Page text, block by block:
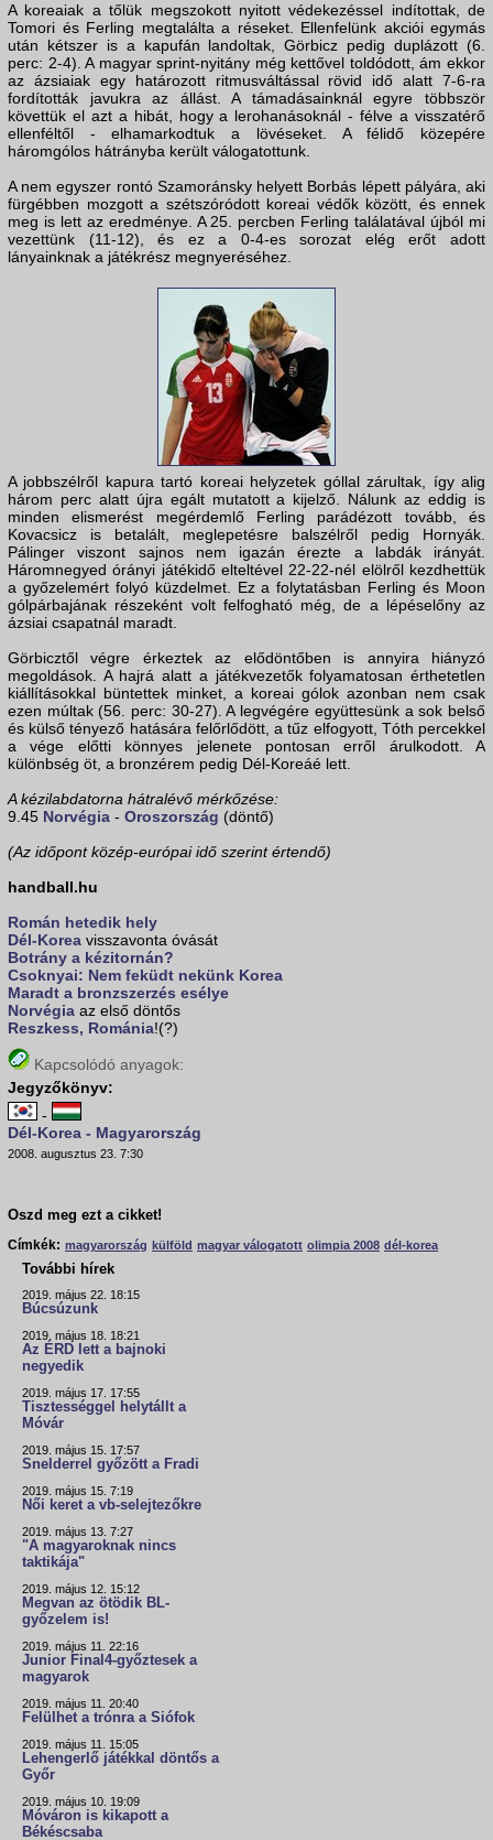
A koreaiak a tőlük megszokott nyitott védekezéssel indítottak, de
Tomori és Ferling megtalálta a réseket. Ellenfelünk akciói egymás
után kétszer is a kapufán landoltak, Görbicz pedig duplázott (6.
perc: 2-4). A magyar sprint-nyitány még kettővel toldódott, ám ekkor
az ázsiaiak egy határozott ritmusváltással rövid idő alatt 7-6-ra
fordították javukra az állást. A támadásainknál egyre többször
követtük el azt a hibát, hogy a lerohanásoknál - félve a visszatérő
ellenféltől - elhamarkodtuk a lövéseket. A félidő közepére
háromgólos hátrányba került válogatottunk.
A nem egyszer rontó Szamoránsky helyett Borbás lépett pályára, aki
fürgébben mozgott a szétszóródott koreai védők között, és ennek
meg is lett az eredménye. A 25. percben Ferling találatával újból mi
vezettünk (11-12), és ez a 0-4-es sorozat elég erőt adott
lányainknak a játékrész megnyeréséhez.
A jobbszélről kapura tartó koreai helyzetek góllal zárultak, így alig
három perc alatt újra egált mutatott a kijelző. Nálunk az eddig is
minden elismerést megérdemlő Ferling parádézott tovább, és
Kovacsicz is betalált, meglepetésre balszélről pedig Hornyák.
Pálinger viszont sajnos nem igazán érezte a labdák irányát.
Háromnegyed órányi játékidő elteltével 22-22-nél elölről kezdhettük
a győzelemért folyó küzdelmet. Ez a folytatásban Ferling és Moon
gólpárbajának részeként volt felfogható még, de a lépéselőny az
ázsiai csapatnál maradt.
Görbicztől végre érkeztek az elődöntőben is annyira hiányzó
megoldások. A hajrá alatt a játékvezetők folyamatosan érthetetlen
kiállításokkal büntettek minket, a koreai gólok azonban nem csak
ezen múltak (56. perc: 30-27). A legvégére együttesünk a sok belső
és külső tényező hatására felőrlődött, a tűz elfogyott, Tóth percekkel
a vége előtti könnyes jelenete pontosan erről árulkodott. A
különbség öt, a bronzérem pedig Dél-Koreáé lett.
A kézilabdatorna hátralévő mérkőzése:
9.45 Norvégia - Oroszország (döntő)
(Az időpont közép-európai idő szerint értendő)
handball.hu
Román hetedik hely
Dél-Korea visszavonta óvását
Botrány a kézitornán?
Csoknyai: Nem feküdt nekünk Korea
Maradt a bronzszerzés esélye
Norvégia az első döntős
Reszkess, Románia!(?)
Kapcsolódó anyagok:
Jegyzőkönyv:
-
Dél-Korea - Magyarország
2008. augusztus 23. 7:30
Oszd meg ezt a cikket!
Címkék: magyarország külföld magyar válogatott olimpia 2008 dél-korea
További hírek
2019. május 22. 18:15
Búcsúzunk
2019. május 18. 18:21
Az ÉRD lett a bajnoki
negyedik
2019. május 17. 17:55
Tisztességgel helytállt a
Móvár
2019. május 15. 17:57
Snelderrel győzött a Fradi
2019. május 15. 7:19
Női keret a vb-selejtezőkre
2019. május 13. 7:27
"A magyaroknak nincs
taktikája"
2019. május 12. 15:12
Megvan az ötödik BL-
győzelem is!
2019. május 11. 22:16
Junior Final4-győztesek a
magyarok
2019. május 11. 20:40
Felülhet a trónra a Siófok
2019. május 11. 15:05
Lehengerlő játékkal döntős a
Győr
2019. május 10. 19:09
Móváron is kikapott a
Békéscsaba